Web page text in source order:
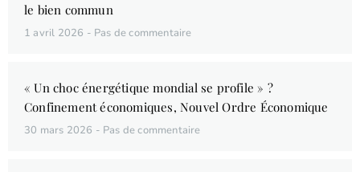
le bien commun
1 avril 2026 Pas de commentaire
« Un choc énergétique mondial se profile » ?
Confinement économiques, Nouvel Ordre Économique
30 mars 2026 Pas de commentaire